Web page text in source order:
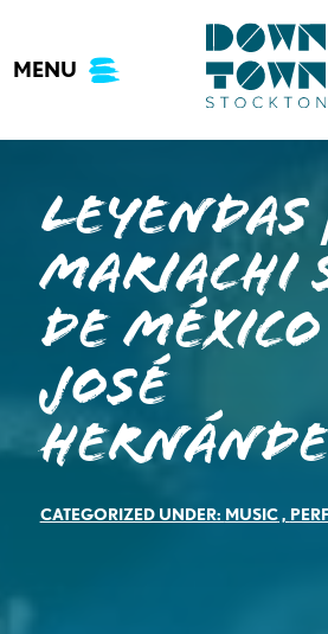
content
MENU
LEYENDAS
MARIACHI
DE
JOSÉ
CATEGORIZED UNDER: MUSIC,